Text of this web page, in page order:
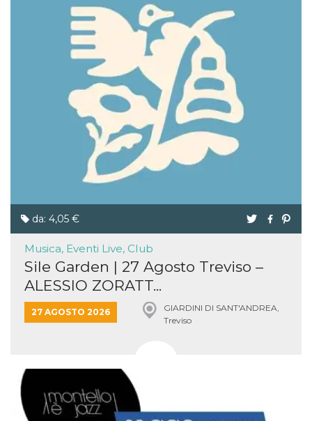
da: 4,05 €
Musica, Eventi Live, Club
Sile Garden | 27 Agosto Treviso –
ALESSIO ZORATT...
27 AGOSTO 2026
GIARDINI DI SANT'ANDREA,
Treviso